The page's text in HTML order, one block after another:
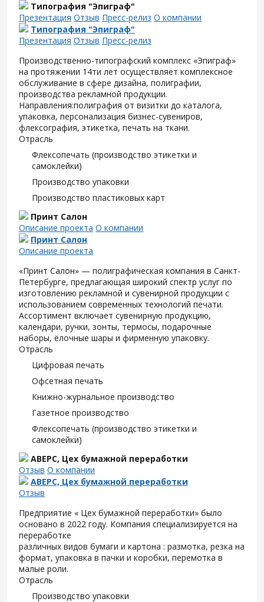
Типография "Эпиграф"
Презентация Отзыв Пресс-релиз О компании
Типография "Эпиграф"
Презентация Отзыв Пресс-релиз
Производственно-типографский комплекс «Эпиграф»
на протяжении 14ти лет осуществляет комплексное
обслуживание в сфере дизайна, полиграфии,
производства рекламной продукции.
Направления:полиграфия от визитки до каталога,
упаковка, персонализация бизнес-сувениров,
флексография, этикетка, печать на ткани.
Отрасль
Флексопечать (производство этикетки и
самоклейки)
Производство упаковки
Производство пластиковых карт
Принт Салон
Описание проекта О компании
Принт Салон
Описание проекта
«Принт Салон» — полиграфическая компания в Санкт-
Петербурге, предлагающая широкий спектр услуг по
изготовлению рекламной и сувенирной продукции с
использованием современных технологий печати.
Ассортимент включает сувенирную продукцию,
календари, ручки, зонты, термосы, подарочные
наборы, ёлочные шары и фирменную упаковку.
Отрасль
Цифровая печать
Офсетная печать
Книжно-журнальное производство
Газетное производство
Флексопечать (производство этикетки и
самоклейки)
АВЕРС, Цех бумажной переработки
Отзыв О компании
АВЕРС, Цех бумажной переработки
Отзыв
Предприятие « Цех бумажной переработки» было
основано в 2022 году. Компания специализируется на
переработке
различных видов бумаги и картона : размотка, резка на
формат, упаковка в пачки и коробки, перемотка в
малые роли.
Отрасль
Производство упаковки